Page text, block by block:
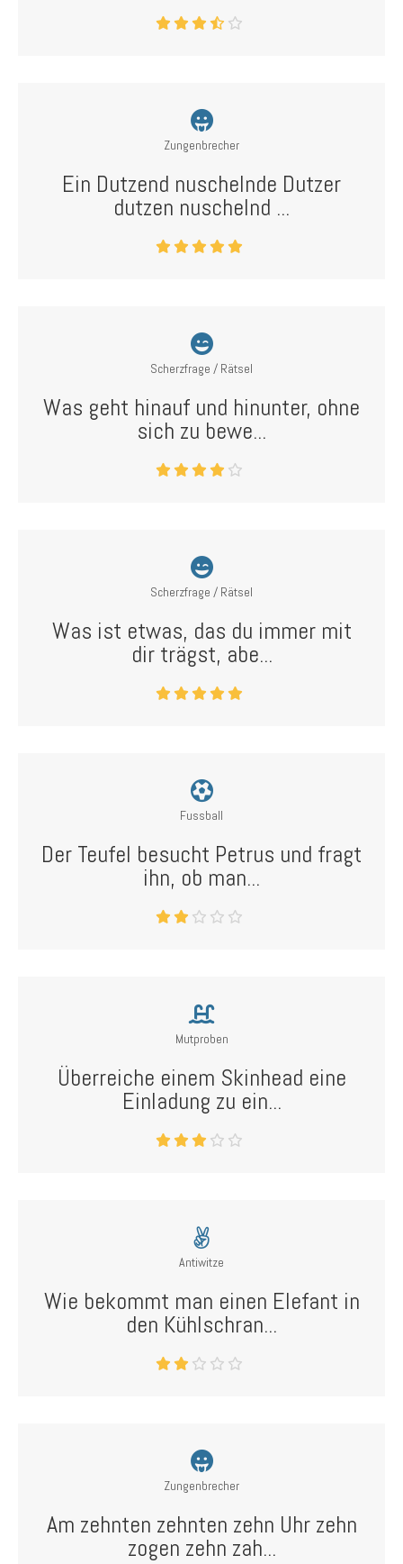
Zungenbrecher
Ein Dutzend nuschelnde Dutzer
dutzen nuschelnd ...
Scherzfrage / Rätsel
Was geht hinauf und hinunter, ohne
sich zu bewe...
Scherzfrage / Rätsel
Was ist etwas, das du immer mit
dir trägst, abe...
Fussball
Der Teufel besucht Petrus und fragt
ihn, ob man...
Mutproben
Überreiche einem Skinhead eine
Einladung zu ein...
Antiwitze
Wie bekommt man einen Elefant in
den Kühlschran...
Zungenbrecher
Am zehnten zehnten zehn Uhr zehn
zogen zehn zah...